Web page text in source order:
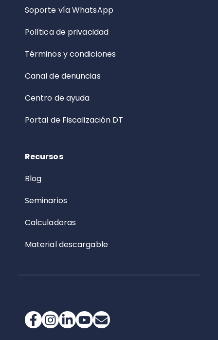
Soporte vía WhatsApp
Política de privacidad
Términos y condiciones
Canal de denuncias
Centro de ayuda
Portal de Fiscalización DT
Recursos
Blog
Seminarios
Calculadoras
Material descargable